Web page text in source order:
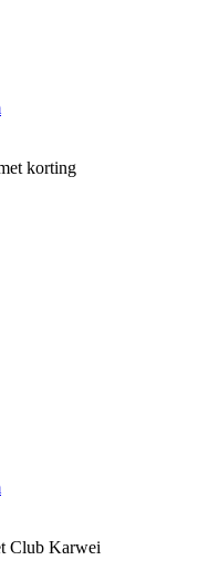
korting
Club Karwei